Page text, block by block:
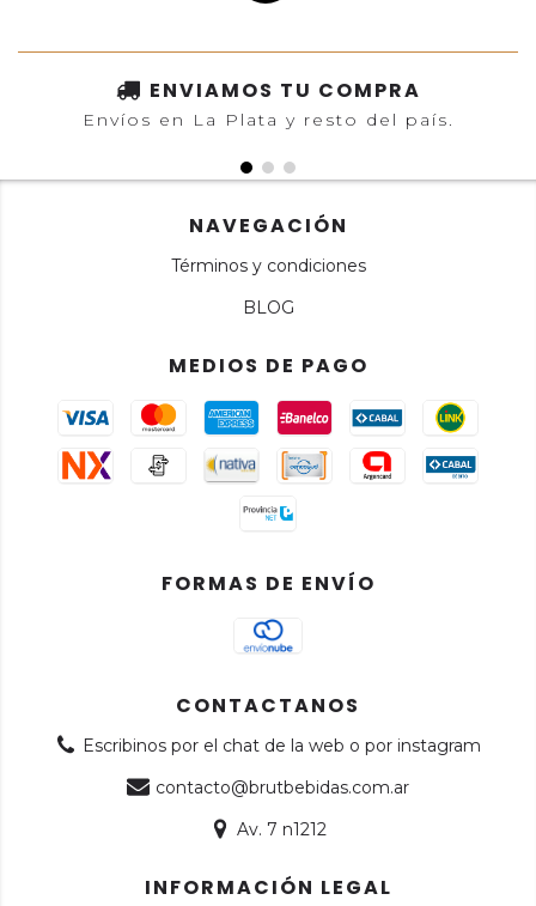
ENVIAMOS TU COMPRA
Envíos en La Plata y resto del país.
NAVEGACIÓN
Términos y condiciones
BLOG
MEDIOS DE PAGO
FORMAS DE ENVÍO
CONTACTANOS
Escribinos por el chat de la web o por instagram
contacto@brutbebidas.com.ar
Av. 7 n1212
INFORMACIÓN LEGAL